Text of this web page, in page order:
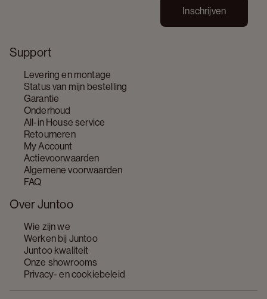
Support
Levering en montage
Status van mijn bestelling
Garantie
Onderhoud
All-in House service
Retourneren
My Account
Actievoorwaarden
Algemene voorwaarden
FAQ
Over Juntoo
Wie zijn we
Werken bij Juntoo
Juntoo kwaliteit
Onze showrooms
Privacy- en cookiebeleid
Inschrijven